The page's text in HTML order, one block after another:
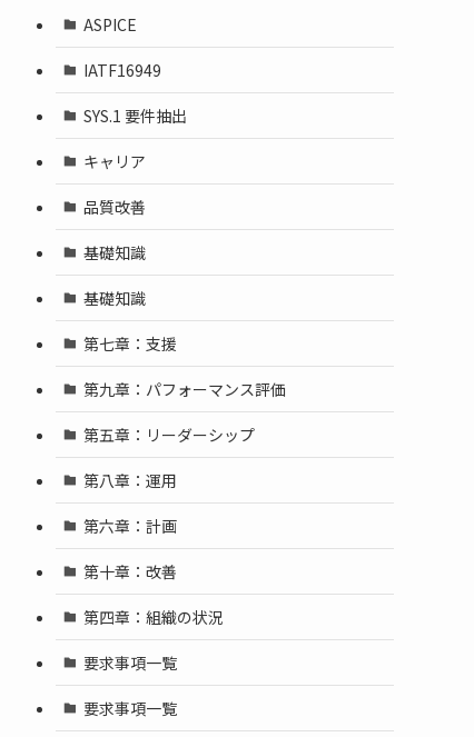
ASPICE
IATF16949
SYS.1 要件抽出
キャリア
品質改善
基礎知識
基礎知識
第七章：支援
第九章：パフォーマンス評価
第五章：リーダーシップ
第八章：運用
第六章：計画
第十章：改善
第四章：組織の状況
要求事項一覧
要求事項一覧